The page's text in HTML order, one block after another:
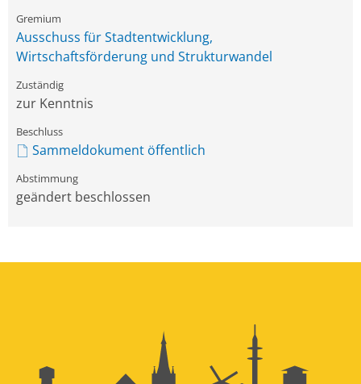
Ausschuss für Stadtentwicklung,
Wirtschaftsförderung und Strukturwandel
zur Kenntnis
Sammeldokument öffentlich
geändert beschlossen